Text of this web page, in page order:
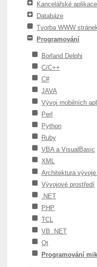
Kancelářské aplikace
Databáze
Tvorba WWW
Programování
Borland Delphi
C/C++
C#
JAVA
Vývoj mobilních
Perl
Python
Ruby
VBA a VisualBasic
XML
Architektura
Vývojové prostředí
.NET
PHP
TCL
VB .NET
Qt
Programování